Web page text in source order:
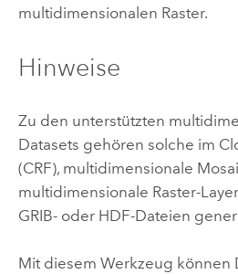
multidimensionalen Raster.
Hinweise
Zu den unterstützten
Datasets gehören solche im
(CRF), multidimensionale
multidimensionale Raster-
GRIB- oder HDF-Dateien
Mit diesem Werkzeug können